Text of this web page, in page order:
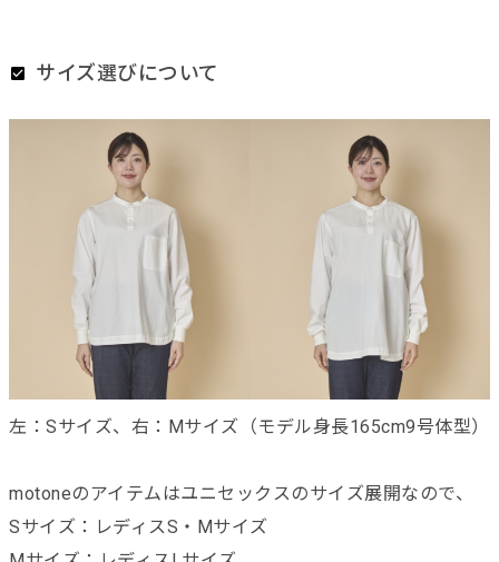
サイズ選びについて
左：Sサイズ、右：Mサイズ（モデル身長165cm9号体型）
motoneのアイテムはユニセックスのサイズ展開なので、
Sサイズ：レディスS・Mサイズ